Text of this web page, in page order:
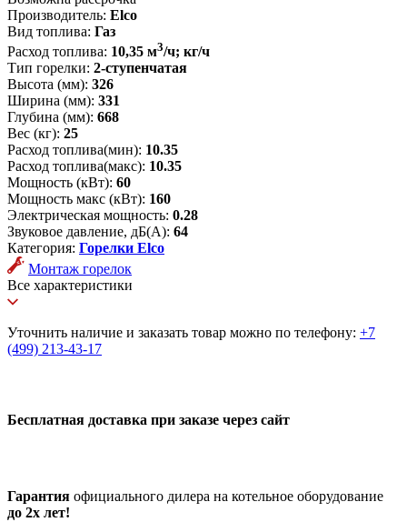
Производитель: Elco
Вид топлива: Газ
Расход топлива: 10,35 м3/ч; кг/ч
Тип горелки: 2-ступенчатая
Высота (мм): 326
Ширина (мм): 331
Глубина (мм): 668
Вес (кг): 25
Расход топлива(мин): 10.35
Расход топлива(макс): 10.35
Мощность (кВт): 60
Мощность макс (кВт): 160
Электрическая мощность: 0.28
Звуковое давление, дБ(А): 64
Категория: Горелки Elco
Монтаж горелок
Все характеристики
Уточнить наличие и заказать товар можно по телефону: +7
(499) 213-43-17
Бесплатная доставка при заказе через сайт
Гарантия официального дилера на котельное оборудование
до 2х лет!